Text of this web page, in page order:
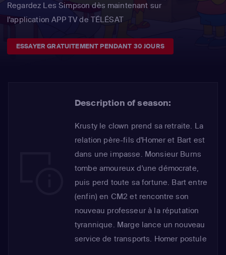
Regardez Les Simpson dès maintenant sur
l'application APP TV de TÉLÉSAT
ESSAYER GRATUITEMENT PENDANT 30 JOURS
Description of season:
Krusty le clown prend sa retraite. La
relation père-fils d'Homer et Bart est
dans une impasse. Monsieur Burns
tombe amoureux d'une démocrate,
puis perd toute sa fortune. Bart entre
(enfin) en CM2 et rencontre son
nouveau professeur à la réputation
tyrannique. Marge lance un nouveau
service de transports. Homer postule